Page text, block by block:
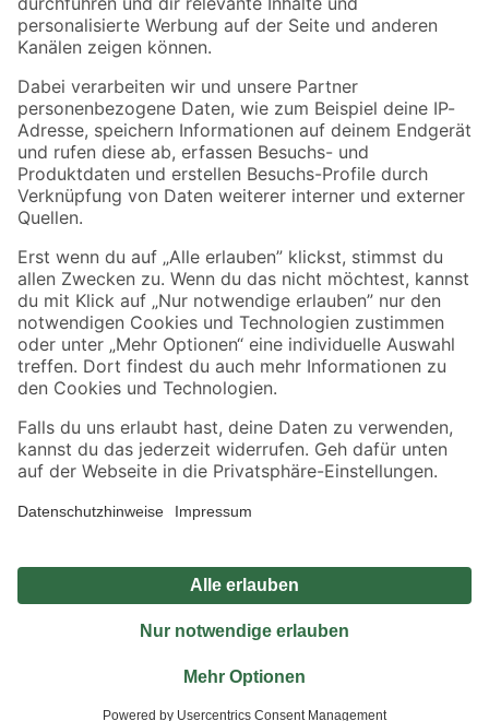
Folge uns
Zahlungsarten Versandarten
Sicher einkaufen
Jetzt die toom-App herunterladen
Alle Preisangaben in EUR inkl. gesetzl. MwSt.. Die dargestellten Angebote sind unter
Umständen nicht in allen Märkten verfügbar. Die angegebenen Verfügbarkeiten beziehen
Produkte nur solange der Vorrat reicht.
*Paketversand ab 59 € versandkostenfrei, gilt nicht für Artikel mit Speditionsversand, hier
Privatsphäre Impressum
Nutzungsbedingungen
Widerrufsrecht
Vertrag widerrufen
© 2026 toom Baumarkt GmbH